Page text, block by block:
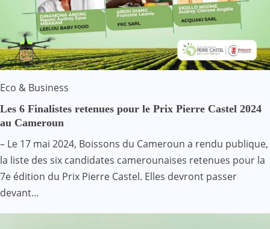
Eco & Business
Les 6 Finalistes retenues pour le Prix Pierre Castel 2024
au Cameroun
– Le 17 mai 2024, Boissons du Cameroun a rendu publique,
la liste des six candidates camerounaises retenues pour la
7e édition du Prix Pierre Castel. Elles devront passer
devant…